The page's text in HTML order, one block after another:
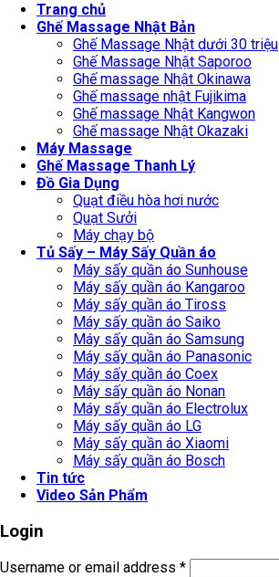
Trang chủ
Ghế Massage Nhật Bản
Ghế Massage Nhật dưới 30 triệu
Ghế Massage Nhật Saporoo
Ghế massage Nhật Okinawa
Ghế massage nhật Fujikima
Ghế massage Nhật Kangwon
Ghế massage Nhật Okazaki
Máy Massage
Ghế Massage Thanh Lý
Đồ Gia Dụng
Quạt điều hòa hơi nước
Quạt Sưởi
Máy chạy bộ
Tủ Sấy – Máy Sấy Quần áo
Máy sấy quần áo Sunhouse
Máy sấy quần áo Kangaroo
Máy sấy quần áo Tiross
Máy sấy quần áo Saiko
Máy sấy quần áo Samsung
Máy sấy quần áo Panasonic
Máy sấy quần áo Coex
Máy sấy quần áo Nonan
Máy sấy quần áo Electrolux
Máy sấy quần áo LG
Máy sấy quần áo Xiaomi
Máy sấy quần áo Bosch
Tin tức
Video Sản Phẩm
Login
Username or email address *